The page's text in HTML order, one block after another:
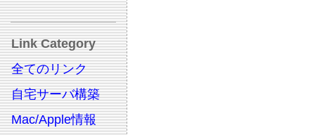
Link Category
全てのリンク
自宅サーバ構築
Mac/Apple情報